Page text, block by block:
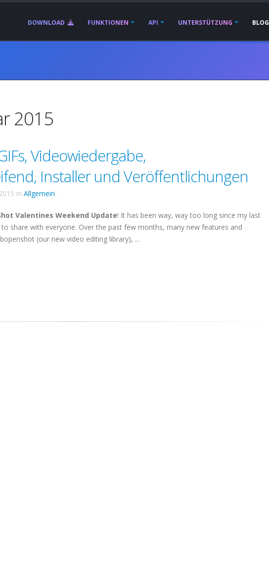
DOWNLOAD FUNKTIONEN API UNTERSTÜTZUNG BLOG
2015
Videowiedergabe,
Installer und Veröffentlichungen
in Allgemein .
Valentines Weekend Update! It has been way, way too long since my last
share with everyone. Over the past few months, many new features and
(our new video editing library), ...